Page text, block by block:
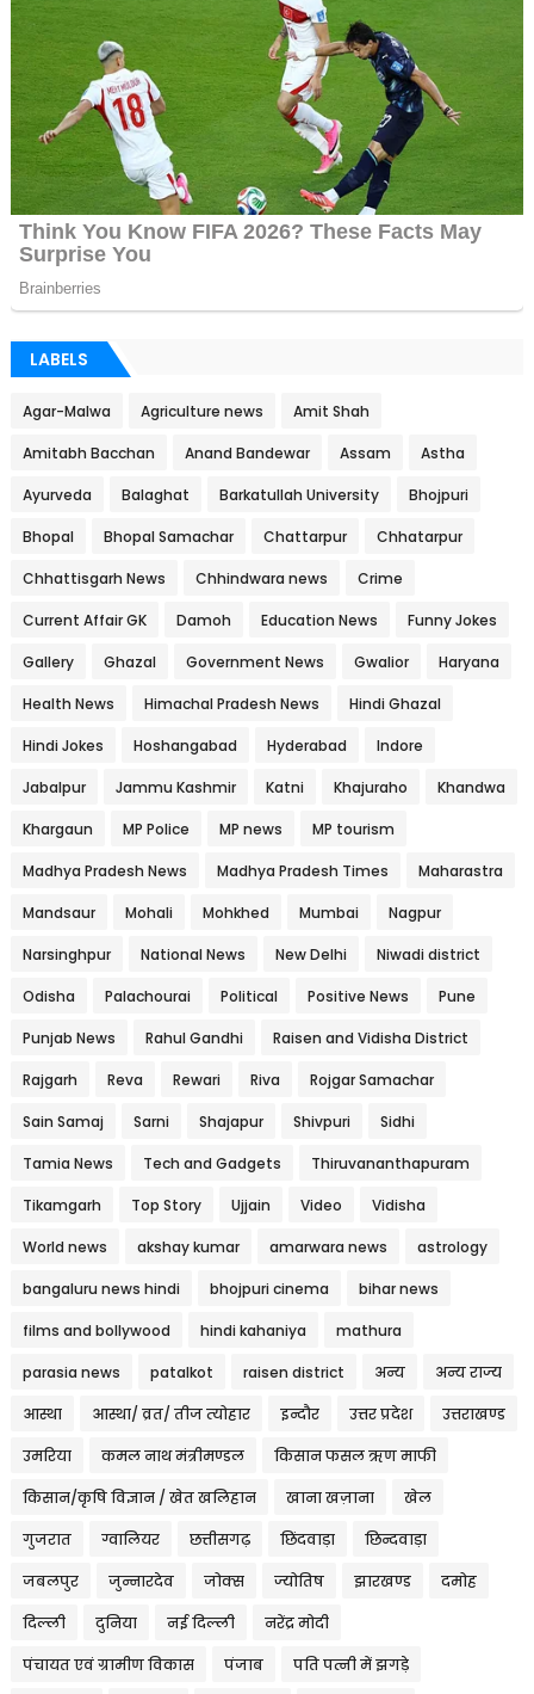
LABELS
Agar-Malwa Agriculture news Amit Shah
Amitabh Bacchan Anand Bandewar Assam Astha
Ayurveda Balaghat Barkatullah University Bhojpuri
Bhopal Bhopal Samachar Chattarpur Chhatarpur
Chhattisgarh News Chhindwara news Crime
Current Affair GK Damoh Education News Funny Jokes
Gallery Ghazal Government News Gwalior Haryana
Health News Himachal Pradesh News Hindi Ghazal
Hindi Jokes Hoshangabad Hyderabad Indore
Jabalpur Jammu Kashmir Katni Khajuraho Khandwa
Khargaun MP Police MP news MP tourism
Madhya Pradesh News Madhya Pradesh Times Maharastra
Mandsaur Mohali Mohkhed Mumbai Nagpur
Narsinghpur National News New Delhi Niwadi district
Odisha Palachourai Political Positive News Pune
Punjab News Rahul Gandhi Raisen and Vidisha District
Rajgarh Reva Rewari Riva Rojgar Samachar
Sain Samaj Sarni Shajapur Shivpuri Sidhi
Tamia News Tech and Gadgets Thiruvananthapuram
Tikamgarh Top Story Ujjain Video Vidisha
World news akshay kumar amarwara news astrology
bangaluru news hindi bhojpuri cinema bihar news
films and bollywood hindi kahaniya mathura
parasia news patalkot raisen district अन्य अन्य राज्य
आस्था आस्था/ व्रत/ तीज त्‍योहार इन्दौर उत्तर प्रदेश उत्तराखण्ड
उमरिया कमल नाथ मंत्रीमण्डल किसान फसल ऋण माफी
किसान/कृषि विज्ञान / खेत खलिहान खाना खज़ाना खेल
गुजरात ग्वालियर छत्तीसगढ़ छिंदवाड़ा छिन्दवाड़ा
जबलपुर जुन्नारदेव जोक्स ज्योतिष झारखण्ड दमोह
दिल्ली दुनिया नई दिल्ली नरेंद्र मोदी
पंचायत एवं ग्रामीण विकास पंजाब पति पत्नी में झगड़े